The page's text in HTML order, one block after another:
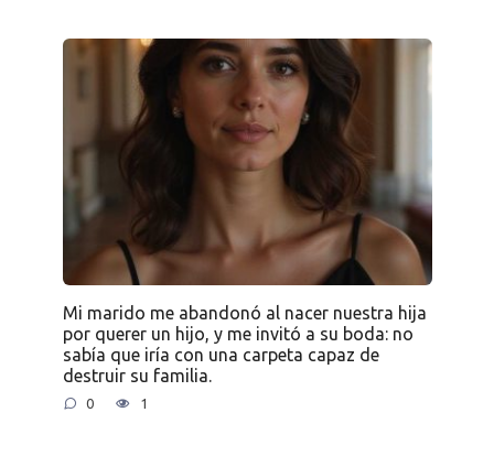
Mi marido me abandonó al nacer nuestra hija
por querer un hijo, y me invitó a su boda: no
sabía que iría con una carpeta capaz de
destruir su familia.
0 1